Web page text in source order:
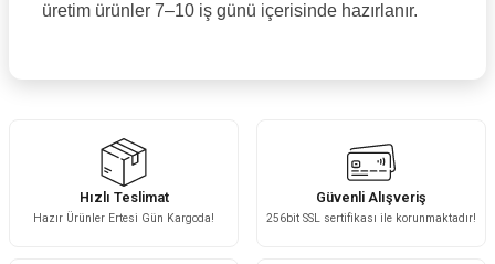
üretim ürünler 7–10 iş günü içerisinde hazırlanır.
Hızlı Teslimat
Hazır Ürünler Ertesi Gün Kargoda!
Güvenli Alışveriş
256bit SSL sertifikası ile korunmaktadır!